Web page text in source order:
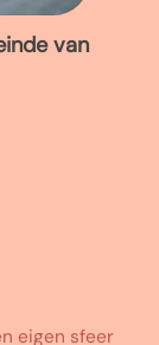
van
eigen sfeer